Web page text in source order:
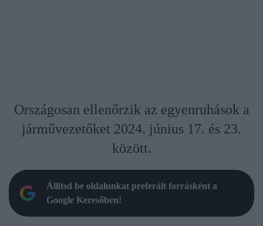
Országosan ellenőrzik az egyenruhások a
járművezetőket 2024. június 17. és 23.
között.
Állítsd be oldalunkat preferált forrásként a
Google Keresőben!